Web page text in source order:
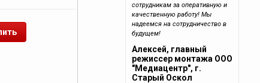
сотрудникам за оперативную и
качественную работу! Мы
надеемся на сотрудничество в
будущем!
Алексей, главный
режиссер монтажа ООО
"Медиацентр", г.
Старый Оскол